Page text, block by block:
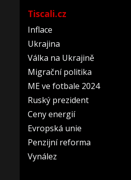
Tiscali.cz
Inflace
Ukrajina
Válka na Ukrajině
Migrační politika
ME ve fotbale 2024
Ruský prezident
Ceny energií
Evropská unie
Penzijní reforma
Vynález